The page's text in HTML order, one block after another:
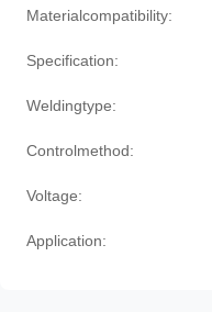
Materialcompatibility:
Specification:
Weldingtype:
Controlmethod:
Voltage:
Application: